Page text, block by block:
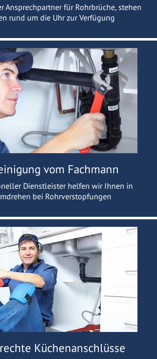
Ansprechpartner für Rohrbrüche, stehen
rund um die Uhr zur Verfügung
vom Fachmann
Dienstleister helfen wir Ihnen in
bei Rohrverstopfungen
Küchenanschlüsse